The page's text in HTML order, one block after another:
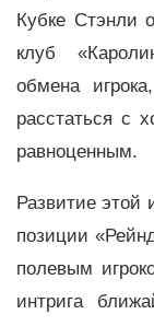
Кубке Стэнли
клуб
обмена
расстаться с
равноценным.
Развитие этой
позиции
полевым
интрига